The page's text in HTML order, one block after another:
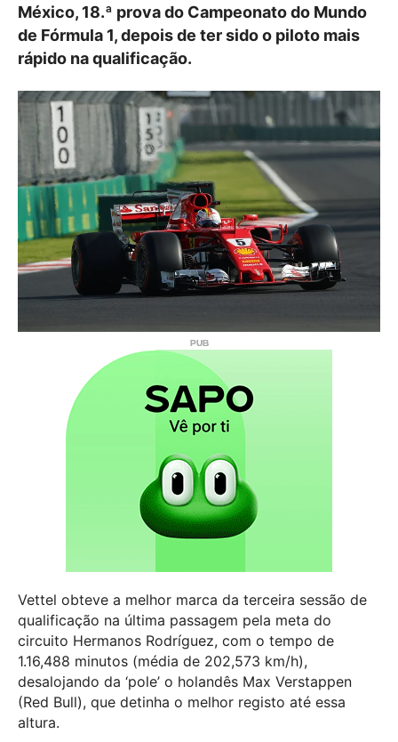
México, 18.ª prova do Campeonato do Mundo
de Fórmula 1, depois de ter sido o piloto mais
rápido na qualificação.
Vettel obteve a melhor marca da terceira sessão de
qualificação na última passagem pela meta do
circuito Hermanos Rodríguez, com o tempo de
1.16,488 minutos (média de 202,573 km/h),
desalojando da ‘pole’ o holandês Max Verstappen
(Red Bull), que detinha o melhor registo até essa
altura.